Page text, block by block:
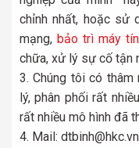
chỉnh nhất, hoặc sử
mạng,bảo trì máy
chữa, xử lý sự cố tận
Chúng tôi có thâm
lý, phân phối rất
rất nhiều mô hình đã
Mail: dtbinh@hkc.vn